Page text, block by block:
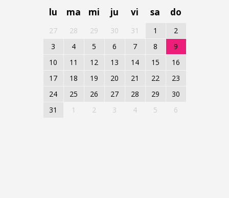
lu
ma mi ju vi sa do
27 28 29 30 31 1
2
3
4 5 6 7 8
9
10
11 12 13 14 15
16
17
18 19 20 21 22
23
24
25 26 27 28 29
30
31
1 2 3 4 5 6